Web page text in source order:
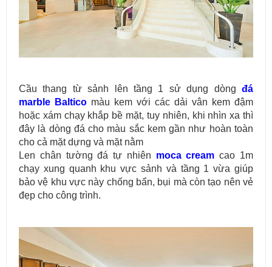
Cầu thang từ sảnh lên tầng 1 sử dụng dòng đá
marble Baltico màu kem với các dải vân kem đậm
hoặc xám chạy khắp bề mặt, tuy nhiên, khi nhìn xa thì
đây là dòng đá cho màu sắc kem gần như hoàn toàn
cho cả mặt dựng và mặt nằm
Len chân tường đá tự nhiên moca cream cao 1m
chạy xung quanh khu vực sảnh và tầng 1 vừa giúp
bảo vệ khu vực này chống bẩn, bụi mà còn tạo nên vẻ
đẹp cho công trình.